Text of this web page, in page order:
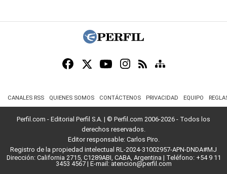
CANALES RSS QUIENES SOMOS CONTÁCTENOS PRIVACIDAD EQUIPO
Perfil.com - Editorial Perfil S.A. | © Perfil.com 2006-2026 - Todos los
derechos reservados.
Editor responsable: Carlos Piro.
Registro de la propiedad intelectual RL-2024-31002957-APN-DNDA#MJ
Dirección: California 2715, C1289ABI, CABA, Argentina | Teléfono: +54 9 11
3453 4567| E-mail: atencion@perfil.com